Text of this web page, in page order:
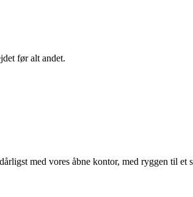
før alt andet.
med vores åbne kontor, med ryggen til et